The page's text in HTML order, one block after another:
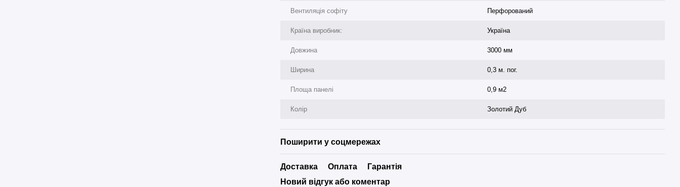
Вентиляція софіту Перфорований
Країна виробник: Україна
Довжина 3000 мм
Ширина 0,3 м. пог.
Площа панелі 0,9 м2
Колір Золотий Дуб
Поширити у соцмережах
Доставка Оплата
Гарантія
Новий відгук або коментар